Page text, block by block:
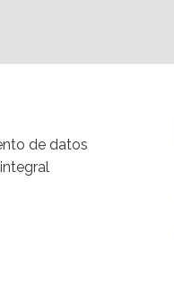
de datos